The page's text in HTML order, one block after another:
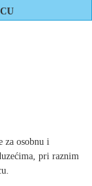
za osobnu i
pri raznim